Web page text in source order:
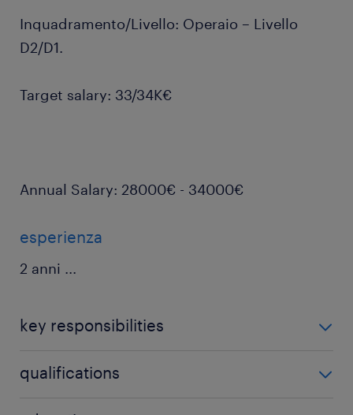
Inquadramento/Livello: Operaio – Livello
D2/D1.
Target salary: 33/34K€
Annual Salary: 28000€ - 34000€
esperienza
2 anni ...
key responsibilities
impianti di produzione CO2 in sicurezza e nel
qualifications